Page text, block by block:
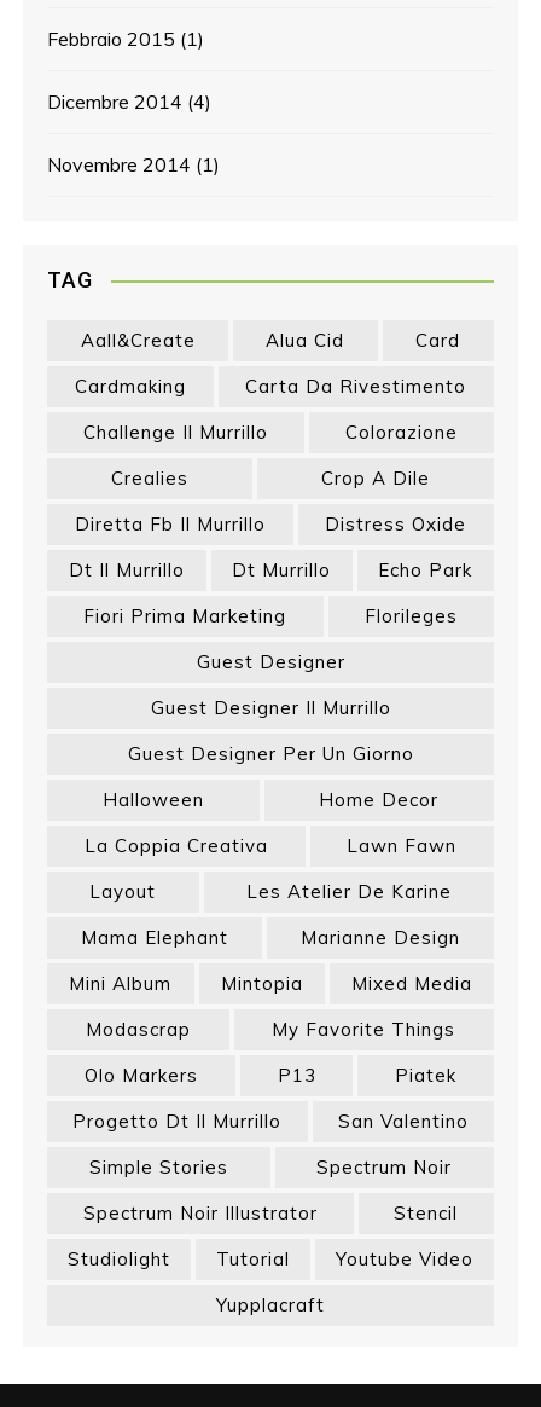
Febbraio 2015 (1)
Dicembre 2014 (4)
Novembre 2014 (1)
TAG
Aall&create Alua Cid
Card
Cardmaking
Carta Da Rivestimento
Challenge Il Murrillo
Colorazione
Crealies
Crop A Dile
Diretta Fb Il Murrillo
Distress Oxide
Dt Il Murrillo
Dt Murrillo
Echo Park
Fiori Prima Marketing
Florileges
Guest Designer
Guest Designer Il Murrillo
Guest Designer Per Un Giorno
Halloween
Home Decor
La Coppia Creativa
Lawn Fawn
Layout
Les Atelier De Karine
Mama Elephant
Marianne Design
Mini Album
Mintopia
Mixed Media
Modascrap
My Favorite Things
Olo Markers
P13
Piatek
Progetto Dt Il Murrillo
San Valentino
Simple Stories
Spectrum Noir
Spectrum Noir Illustrator
Stencil
Studiolight
Tutorial
Youtube Video
Yupplacraft